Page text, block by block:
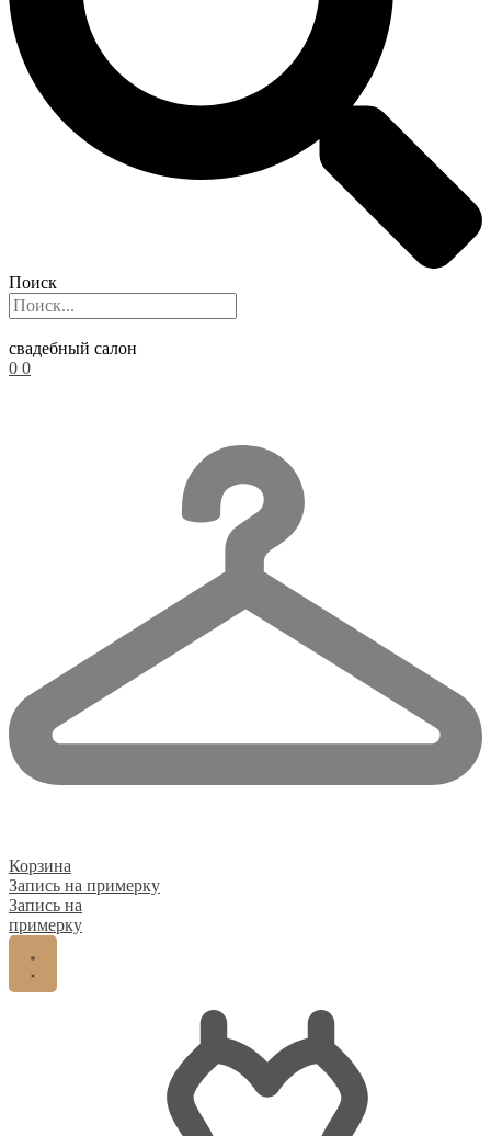
Поиск
свадебный салон
0 0
Корзина
Запись на примерку
Запись на
примерку